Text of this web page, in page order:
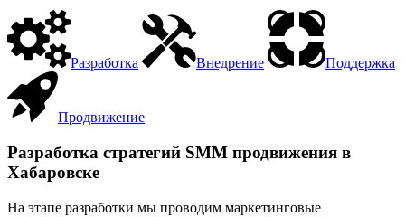
Разработка Внедрение Поддержка
Продвижение
Разработка стратегий SMM продвижения в
Хабаровске
На этапе разработки мы проводим маркетинговые